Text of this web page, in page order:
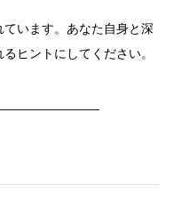
います。あなた自身と深
ヒントにしてください。